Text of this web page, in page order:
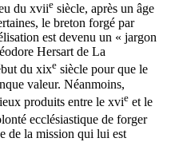
du xviie siècle, après un âge
le breton forgé par
est devenu un « jargon
Hersart de La
du xixe siècle pour que le
valeur. Néanmoins,
produits entre le xvie et le
ecclésiastique de forger
de la mission qui lui est